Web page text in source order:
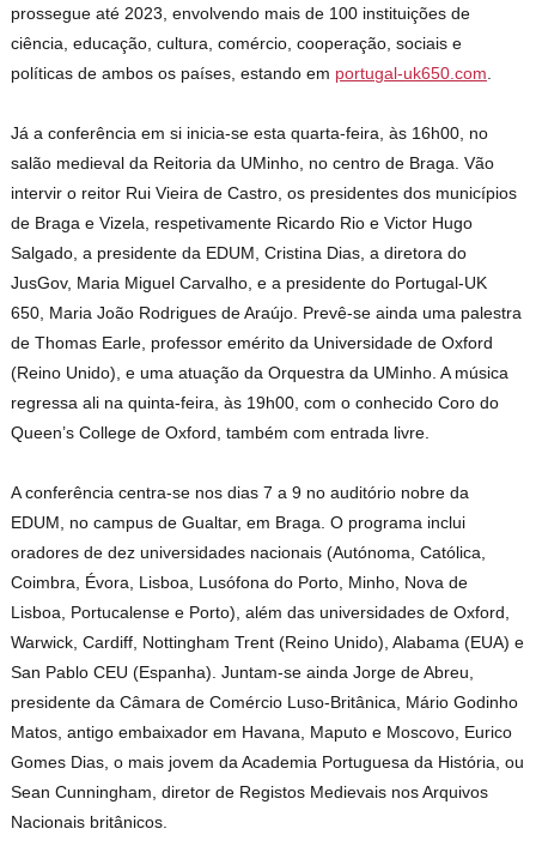
prossegue até 2023, envolvendo mais de 100 instituições de
ciência, educação, cultura, comércio, cooperação, sociais e
políticas de ambos os países, estando em portugal-uk650.com.
Já a conferência em si inicia-se esta quarta-feira, às 16h00, no
salão medieval da Reitoria da UMinho, no centro de Braga. Vão
intervir o reitor Rui Vieira de Castro, os presidentes dos municípios
de Braga e Vizela, respetivamente Ricardo Rio e Victor Hugo
Salgado, a presidente da EDUM, Cristina Dias, a diretora do
JusGov, Maria Miguel Carvalho, e a presidente do Portugal-UK
650, Maria João Rodrigues de Araújo. Prevê-se ainda uma palestra
de Thomas Earle, professor emérito da Universidade de Oxford
(Reino Unido), e uma atuação da Orquestra da UMinho. A música
regressa ali na quinta-feira, às 19h00, com o conhecido Coro do
Queen’s College de Oxford, também com entrada livre.
A conferência centra-se nos dias 7 a 9 no auditório nobre da
EDUM, no campus de Gualtar, em Braga. O programa inclui
oradores de dez universidades nacionais (Autónoma, Católica,
Coimbra, Évora, Lisboa, Lusófona do Porto, Minho, Nova de
Lisboa, Portucalense e Porto), além das universidades de Oxford,
Warwick, Cardiff, Nottingham Trent (Reino Unido), Alabama (EUA) e
San Pablo CEU (Espanha). Juntam-se ainda Jorge de Abreu,
presidente da Câmara de Comércio Luso-Britânica, Mário Godinho
Matos, antigo embaixador em Havana, Maputo e Moscovo, Eurico
Gomes Dias, o mais jovem da Academia Portuguesa da História, ou
Sean Cunningham, diretor de Registos Medievais nos Arquivos
Nacionais britânicos.